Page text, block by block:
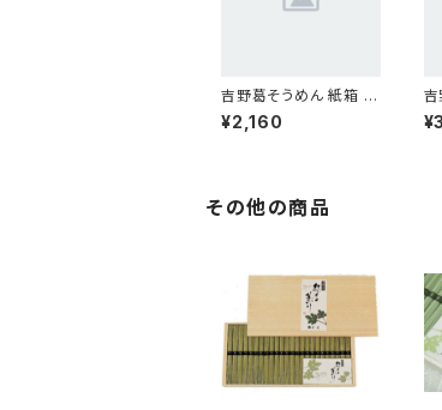
吉野葛そうめん 紙箱 2
0束
¥2,160
吉
8束
その他の商品